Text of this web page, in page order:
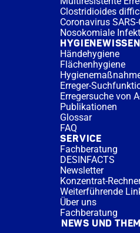
Clostridioides
Coronavirus
Nosokomiale
HYGIENEWISSEN
Händehygiene
Flächenhygiene
Erreger-
Erregersuche von
Publikationen
Glossar
FAQ
SERVICE
Fachberatung
DESINFACTS
Newsletter
Konzentrat-
Weiterführende
Über uns
Fachberatung
NEWS UND